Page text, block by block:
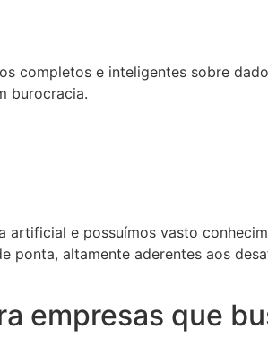
completos e inteligentes sobre
burocracia.
artificial e possuímos vasto
altamente aderentes aos
empresas que